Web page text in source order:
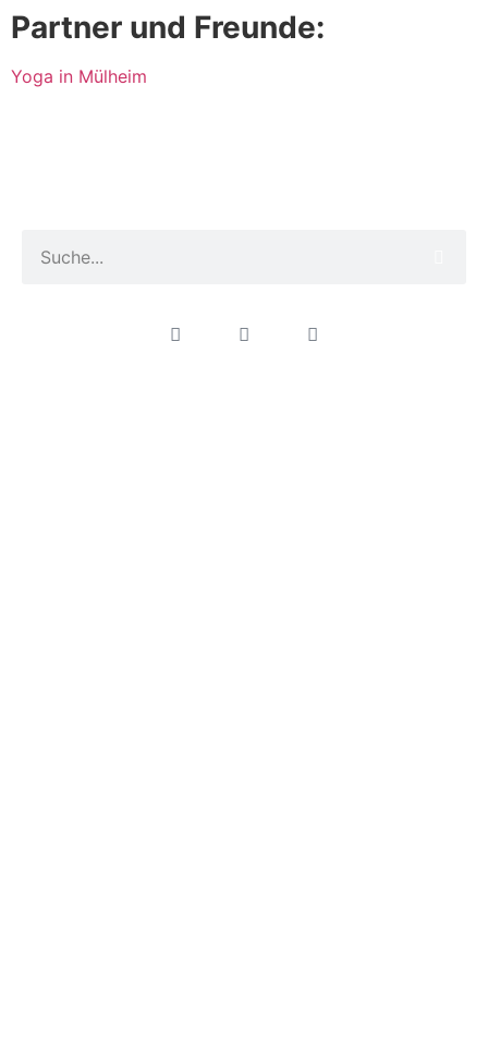
Partner und Freunde:
Yoga in Mülheim